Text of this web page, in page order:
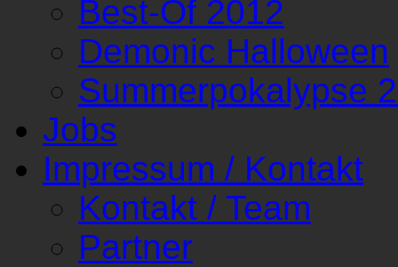
Best-Of 2012
Demonic Halloween
Summerpokalypse
Jobs
Impressum / Kontakt
Kontakt / Team
Partner